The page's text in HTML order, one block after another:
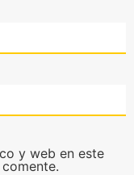
y web en este